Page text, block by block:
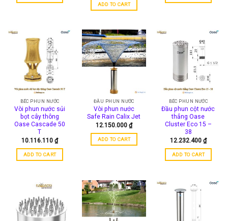
ADD TO CART
BÉC PHUN NƯỚC
Vòi phun nước sủi
bọt cây thông
Oase Cascade 50
T
10.116.110 ₫
ADD TO CART
ĐẦU PHUN NƯỚC
Vòi phun nước
Safe Rain Calix Jet
12.150.000 ₫
ADD TO CART
BÉC PHUN NƯỚC
Đầu phun cột nước
thẳng Oase
Cluster Eco 15 –
38
12.232.400 ₫
ADD TO CART